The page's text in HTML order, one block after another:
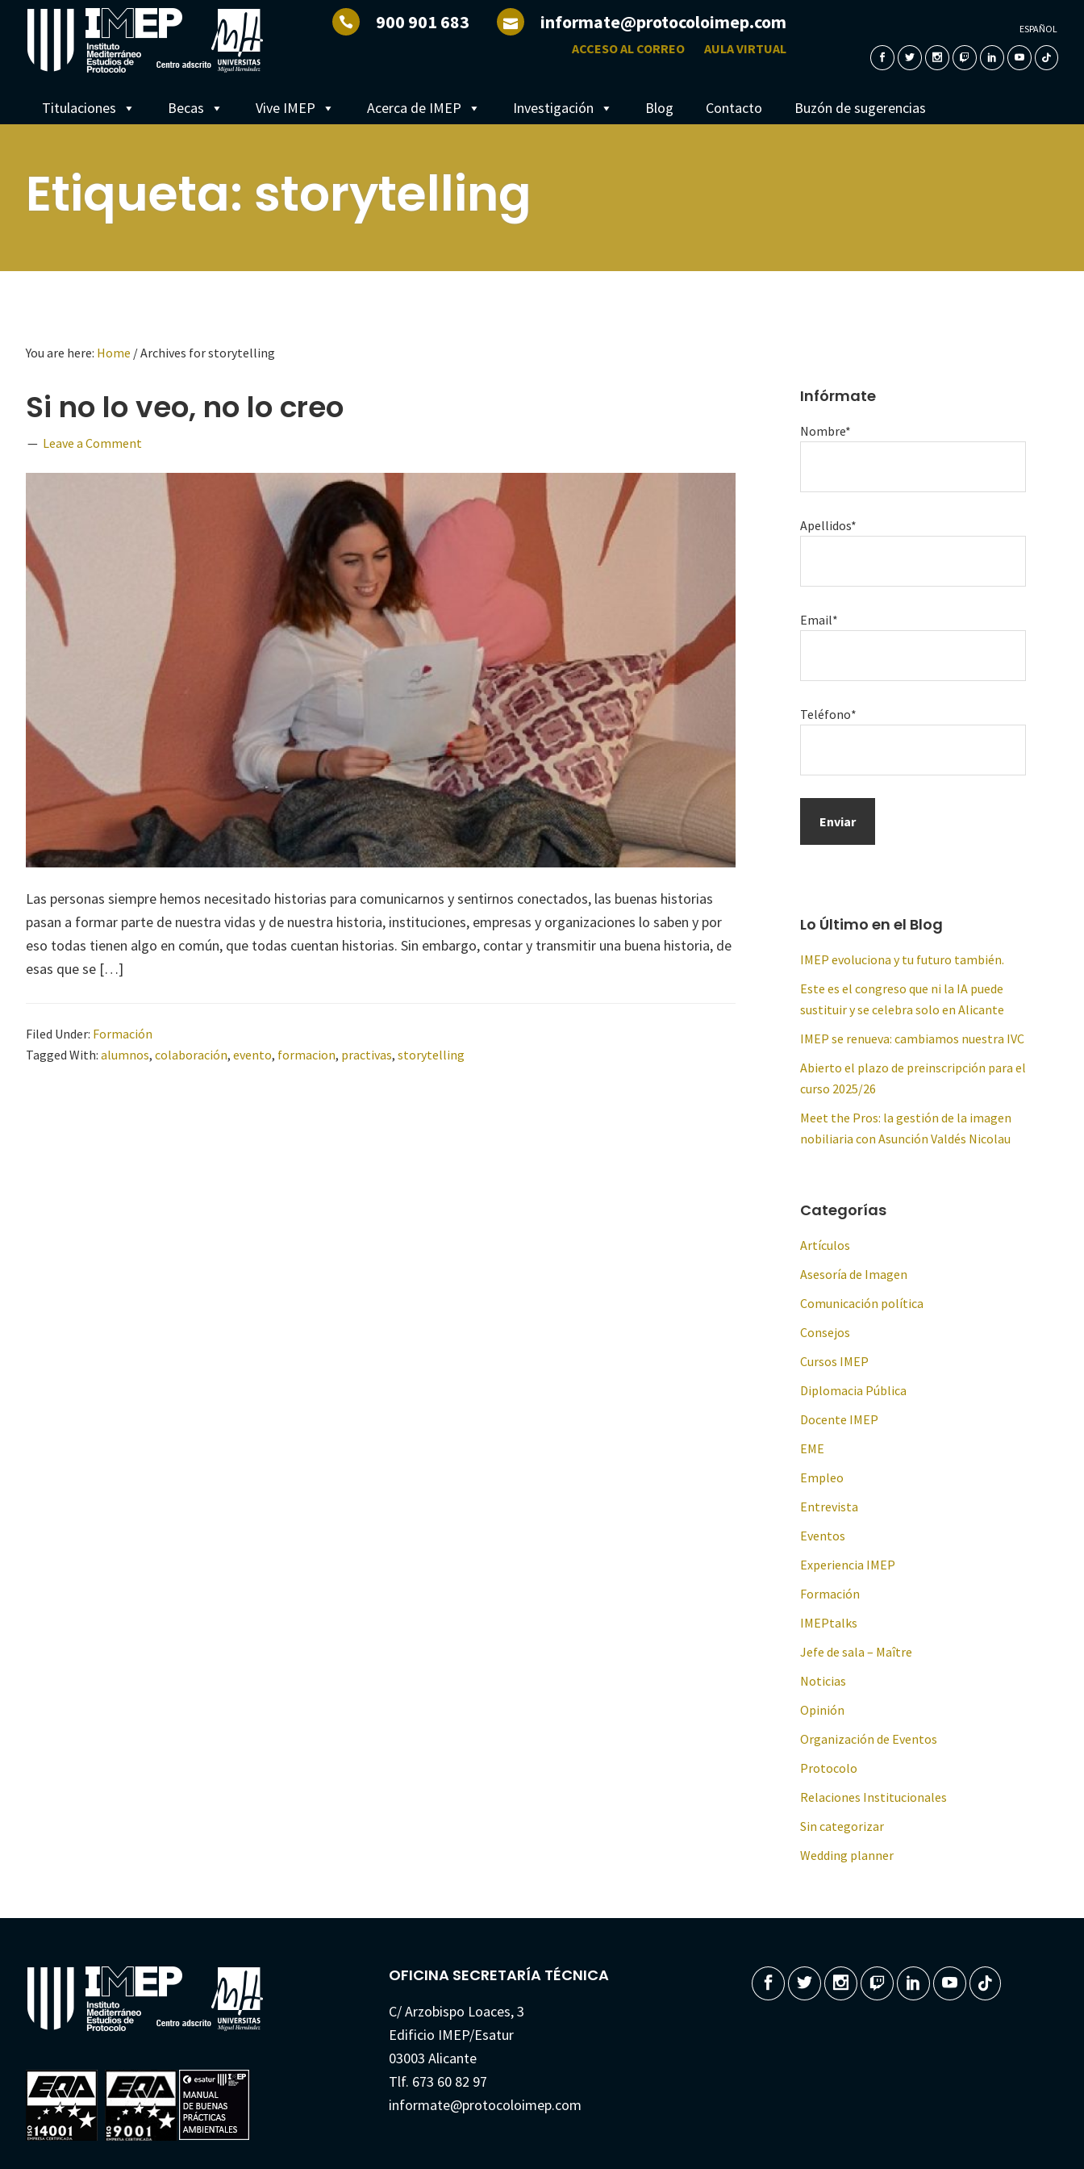
900 901 683 informate@protocoloimep.com
ACCESO AL CORREO AULA VIRTUAL
ESPAÑOL
Titulaciones Becas Vive IMEP Acerca de IMEP Investigación Blog Contacto Buzón de sugerencias
Etiqueta: storytelling
You are here: Home /Archives for storytelling
Si no lo veo, no lo creo
Leave a Comment
Las personas siempre hemos necesitado historias para comunicarnos y sentirnos conectados, las buenas historias
pasan a formar parte de nuestra vidas y de nuestra historia, instituciones, empresas y organizaciones lo saben y por
eso todas tienen algo en común, que todas cuentan historias. Sin embargo, contar y transmitir una buena historia, de
esas que se […]
Filed Under: Formación
Tagged With: alumnos, colaboración, evento, formacion, practivas, storytelling
Infórmate
Nombre*
Apellidos*
Email*
Teléfono*
Lo Último en el Blog
IMEP evoluciona y tu futuro también.
Este es el congreso que ni la IA puede
sustituir y se celebra solo en Alicante
IMEP se renueva: cambiamos nuestra IVC
Abierto el plazo de preinscripción para el
curso 2025/26
Meet the Pros: la gestión de la imagen
nobiliaria con Asunción Valdés Nicolau
Categorías
Artículos
Asesoría de Imagen
Comunicación política
Consejos
Cursos IMEP
Diplomacia Pública
Docente IMEP
EME
Empleo
Entrevista
Eventos
Experiencia IMEP
Formación
IMEPtalks
Jefe de sala – Maître
Noticias
Opinión
Organización de Eventos
Protocolo
Relaciones Institucionales
Sin categorizar
Wedding planner
OFICINA SECRETARÍA TÉCNICA
C/ Arzobispo Loaces, 3
Edificio IMEP/Esatur
03003 Alicante
Tlf. 673 60 82 97
informate@protocoloimep.com